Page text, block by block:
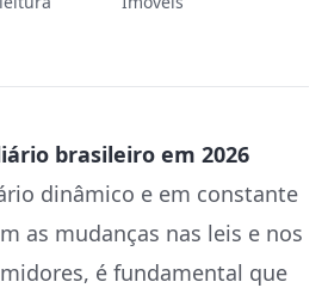
brasileiro em 2026
dinâmico e em constante
as mudanças nas leis e nos
é fundamental que